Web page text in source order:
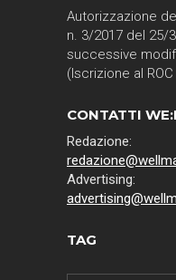
Autorizzazione
n. 3/2017 del 25/
successive
(Iscrizione al
CONTATTI
Redazione:
Advertising:
TAG